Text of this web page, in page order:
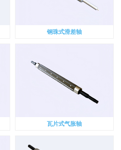
钢珠式滑差轴
瓦片式气胀轴